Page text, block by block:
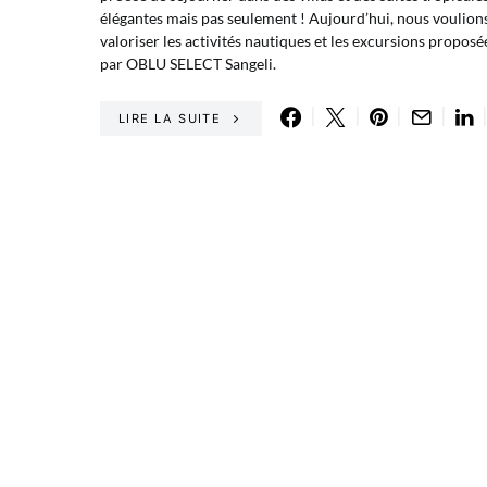
élégantes mais pas seulement ! Aujourd’hui, nous
valoriser les activités nautiques et les excursions
par OBLU SELECT Sangeli.
LIRE LA SUITE